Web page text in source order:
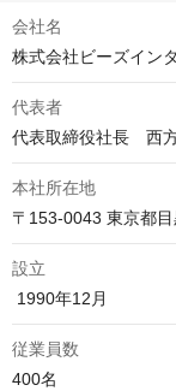
会社名
株式会社ビーズイン
代表者
代表取締役社長　西
本社所在地
〒153-0043 東京都
設立
1990年12月
従業員数
400名